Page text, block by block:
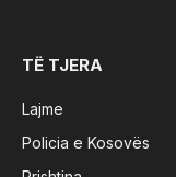
TË TJERA
Lajme
Policia e Kosovës